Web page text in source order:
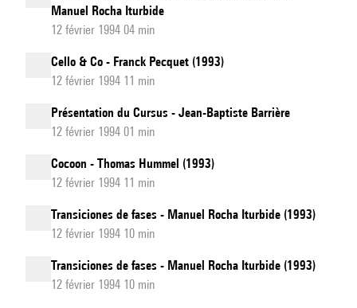
Manuel Rocha Iturbide
12 février 1994 04 min
Cello & Co - Franck Pecquet (1993)
12 février 1994 11 min
Présentation du Cursus - Jean-Baptiste Barrière
12 février 1994 01 min
Cocoon - Thomas Hummel (1993)
12 février 1994 11 min
Transiciones de fases - Manuel Rocha Iturbide (1993)
12 février 1994 10 min
Transiciones de fases - Manuel Rocha Iturbide (1993)
12 février 1994 10 min